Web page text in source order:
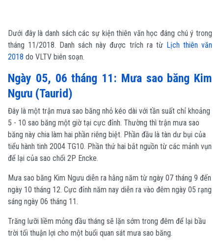
Dưới đây là danh sách các sự kiện thiên văn học đáng chú ý trong
tháng 11/2018. Danh sách này được trích ra từ Lịch thiên văn
2018 do VLTV biên soạn.
Ngày 05, 06 tháng 11: Mưa sao băng Kim
Ngưu (Taurid)
Đây là một trận mưa sao băng nhỏ kéo dài với tần suất chỉ khoảng
5 - 10 sao băng một giờ tại cực đỉnh. Thường thì trận mưa sao
băng này chia làm hai phần riêng biệt. Phần đầu là tàn dư bụi của
tiểu hành tinh 2004 TG10. Phần thứ hai bắt nguồn từ các mảnh vụn
để lại của sao chổi 2P Encke.
Mưa sao băng Kim Ngưu diễn ra hằng năm từ ngày 07 tháng 9 đến
ngày 10 tháng 12. Cực đỉnh năm nay diễn ra vào đêm ngày 05 rạng
sáng ngày 06 tháng 11.
Trăng lưỡi liềm mỏng đầu tháng sẽ lặn sớm trong đêm để lại bầu
trời tối thuận lợi cho một buổi quan sát mưa sao băng.